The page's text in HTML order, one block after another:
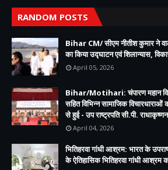
RANDOM POSTS
Bihar CM/ सीएम नीतीश कुमार ने
का किया उद्घाटन एवं शिलान्यास,
April 05, 2026
Bihar/Motihari: चंपारण महान
सहित विभिन्न सामाजिक विचारधाराओं
से हुई - उप राष्ट्रपति सी.पी. राधाकृष्णन
April 04, 2026
भितिहरवा गांधी आश्रम: भारत के
के ऐतिहासिक भितिहरवा गांधी आश्रम